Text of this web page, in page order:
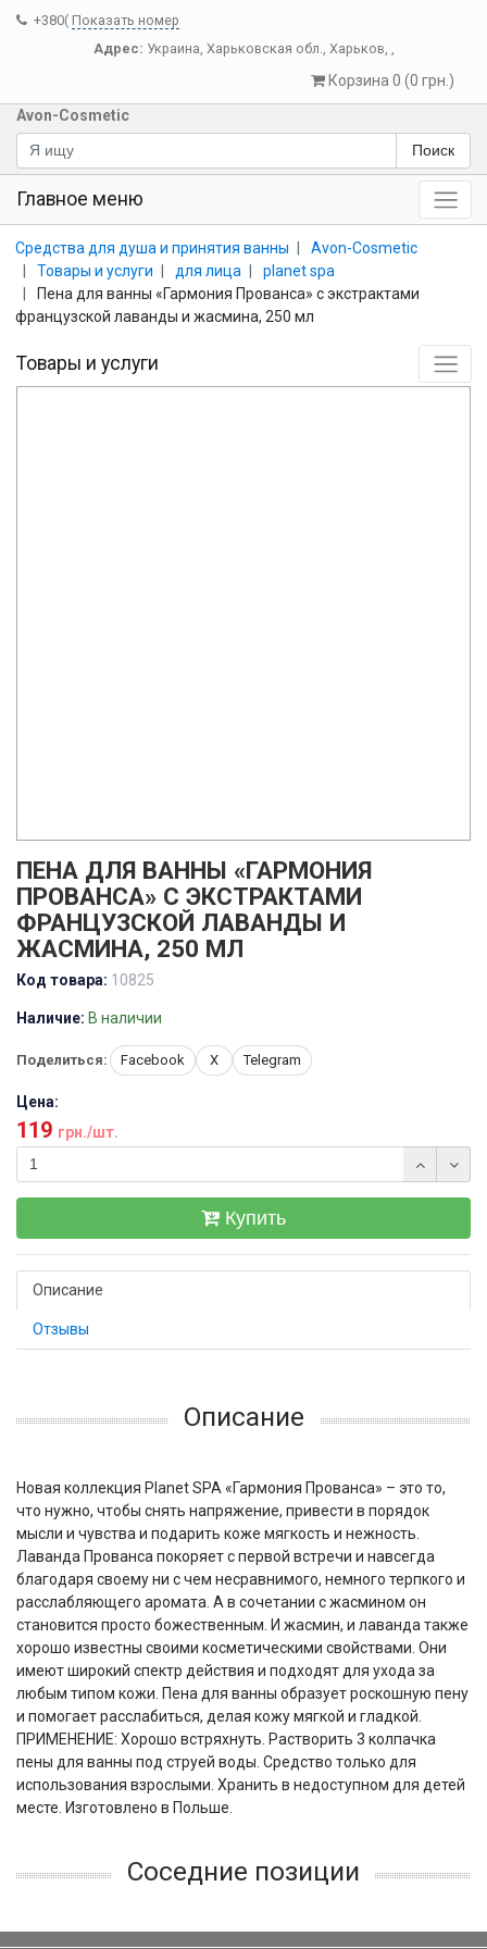
+380( Показать номер
Адрес: Украина, Харьковская обл., Харьков, ,
Корзина 0 (0 грн.)
Avon-Cosmetic
Поиск
Главное меню
Средства для душа и принятия ванны
Avon-Cosmetic
Товары и услуги
для лица
planet spa
Пена для ванны «Гармония Прованса» с экстрактами
французской лаванды и жасмина, 250 мл
Товары и услуги
ПЕНА ДЛЯ ВАННЫ «ГАРМОНИЯ
ПРОВАНСА» С ЭКСТРАКТАМИ
ФРАНЦУЗСКОЙ ЛАВАНДЫ И
ЖАСМИНА, 250 МЛ
Код товара: 10825
Наличие: В наличии
Поделиться: Facebook X Telegram
Цена:
119 грн./шт.
Купить
Описание
Отзывы
Описание
Новая коллекция Planet SPA «Гармония Прованса» – это то,
что нужно, чтобы снять напряжение, привести в порядок
мысли и чувства и подарить коже мягкость и нежность.
Лаванда Прованса покоряет с первой встречи и навсегда
благодаря своему ни с чем несравнимого, немного терпкого и
расслабляющего аромата. А в сочетании с жасмином он
становится просто божественным. И жасмин, и лаванда также
хорошо известны своими косметическими свойствами. Они
имеют широкий спектр действия и подходят для ухода за
любым типом кожи. Пена для ванны образует роскошную пену
и помогает расслабиться, делая кожу мягкой и гладкой.
ПРИМЕНЕНИЕ: Хорошо встряхнуть. Растворить 3 колпачка
пены для ванны под струей воды. Средство только для
использования взрослыми. Хранить в недоступном для детей
месте. Изготовлено в Польше.
Соседние позиции